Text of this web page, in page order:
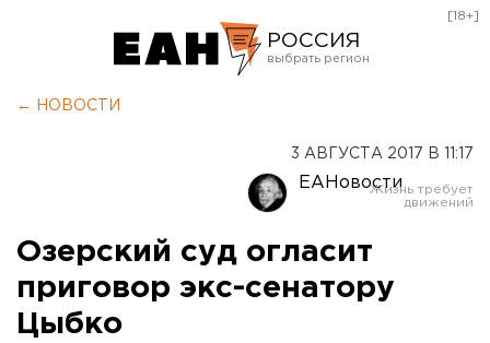
РОССИЯ
Оренбург
[18+]
← НОВОСТИ
3 АВГУСТА 2017 В 11:17
ЕАНовости
Озерский суд огласит
приговор экс-сенатору
Цыбко